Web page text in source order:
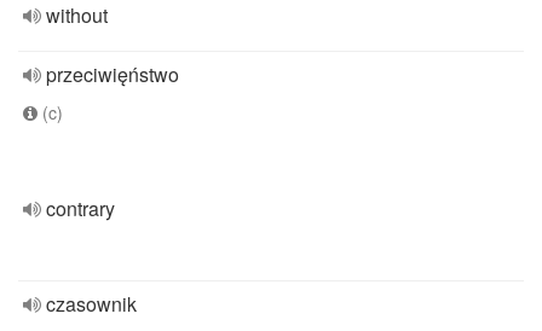
without
przeciwięństwo
(c)
contrary
czasownik